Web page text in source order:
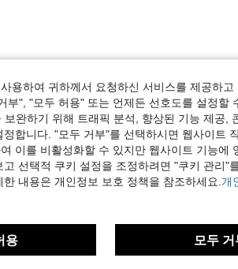
도움이 됨 (0)
용하여 귀하께서 요청하신 서비스를 제공하
부", "모두 허용" 또는 언제든 선호도를 설정할
완하기 위해 트래픽 분석, 향상된 기능 제공,
합니다. "모두 거부"를 선택하시면 웹사이트
이를 비활성화할 수 있지만 웹사이트 기능에
선택적 쿠키 설정을 조정하려면 "쿠키 관리"
내용은 개인정보 보호 정책을 참조하세요. 개
용 모두 거